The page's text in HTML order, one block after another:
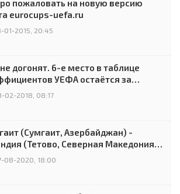
пожаловать на новую версию
eurocups-uefa.ru
01-2015, 20:45
догонят. 6-е место в таблице
УЕФА остаётся за
02-2018, 08:17
(Сумгаит, Азербайджан) -
(Тетово, Северная Македония) -
08-2020, 18:00